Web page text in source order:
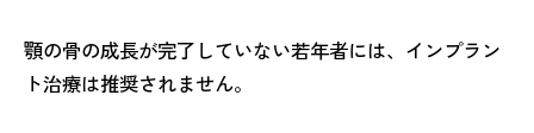
顎の骨の成長が完了していない若年者には、インプラン
ト治療は推奨されません。